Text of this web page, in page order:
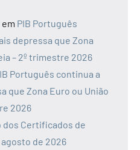
em PIB Português
depressa que Zona
– 2º trimestre 2026
Português continua a
que Zona Euro ou União
2026
dos Certificados de
de 2026